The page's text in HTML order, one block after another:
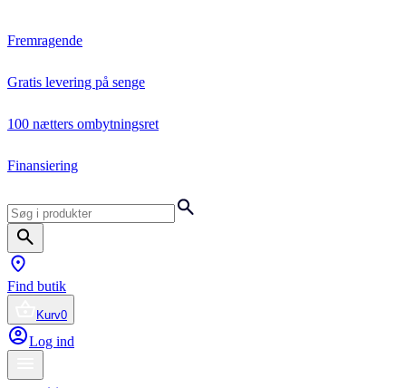
Fremragende
Gratis levering på senge
100 nætters ombytningsret
Finansiering
Find butik
Kurv0
Log ind